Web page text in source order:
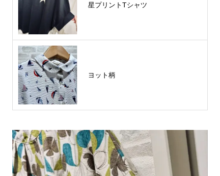
星プリントTシャツ
ヨット柄